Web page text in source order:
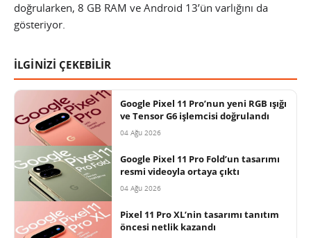
doğrularken, 8 GB RAM ve Android 13’ün varlığını da
gösteriyor.
İLGİNİZİ ÇEKEBİLİR
Google Pixel 11 Pro’nun yeni RGB ışığı
ve Tensor G6 işlemcisi doğrulandı
04 Ağu 2026
Google Pixel 11 Pro Fold’un tasarımı
resmi videoyla ortaya çıktı
04 Ağu 2026
Pixel 11 Pro XL’nin tasarımı tanıtım
öncesi netlik kazandı